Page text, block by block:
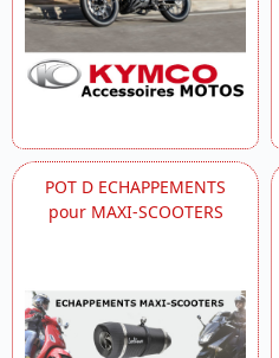
POT D ECHAPPEMENTS
pour MAXI-SCOOTERS